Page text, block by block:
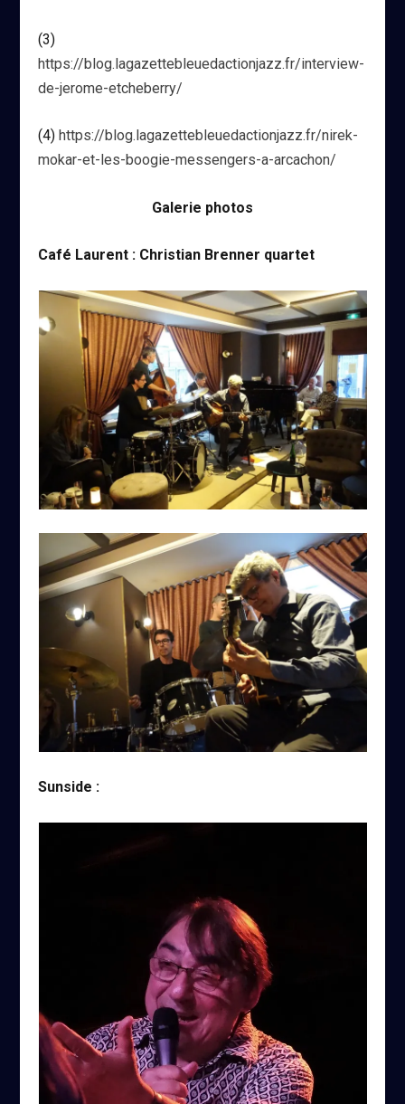
(3)
https://blog.lagazettebleuedactionjazz.fr/interview-
de-jerome-etcheberry/
(4) https://blog.lagazettebleuedactionjazz.fr/nirek-
mokar-et-les-boogie-messengers-a-arcachon/
Galerie photos
Café Laurent : Christian Brenner quartet
Sunside :